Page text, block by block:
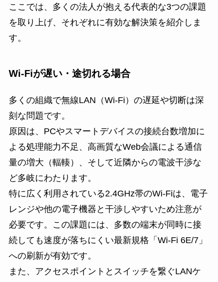
ここでは、多くの法人が抱える代表的な3つの課題
を取り上げ、それぞれに有効な解決策を紹介しま
す。
Wi-Fiが遅い・途切れる場合
多くの組織で無線LAN（Wi-Fi）の遅延や切断は深
刻な問題です。
原因は、PCやスマートデバイスの接続台数増加に
よる処理能力不足、高画質なWeb会議による通信
量の増大（輻輳）、そして近隣からの電波干渉な
ど多岐にわたります。
特に広く利用されている2.4GHz帯のWi-Fiは、電子
レンジや他の電子機器と干渉しやすいため注意が
必要です。この課題には、多数の端末が同時に接
続しても速度が落ちにくい最新規格「Wi-Fi 6E/7」
への刷新が有効です。
また、アクセスポイントとスイッチを繋ぐLANケ